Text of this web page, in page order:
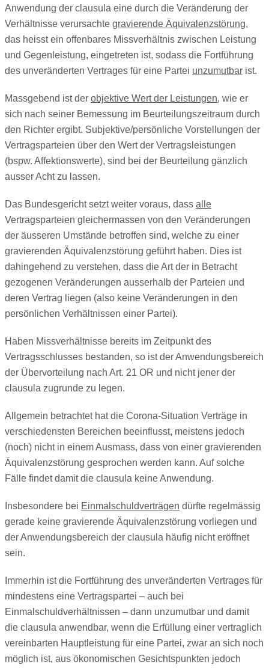
Anwendung der clausula eine durch die Veränderung der
Verhältnisse verursachte gravierende Äquivalenzstörung,
das heisst ein offenbares Missverhältnis zwischen Leistung
und Gegenleistung, eingetreten ist, sodass die Fortführung
des unveränderten Vertrages für eine Partei unzumutbar ist.
Massgebend ist der objektive Wert der Leistungen, wie er
sich nach seiner Bemessung im Beurteilungszeitraum durch
den Richter ergibt. Subjektive/persönliche Vorstellungen der
Vertragsparteien über den Wert der Vertragsleistungen
(bspw. Affektionswerte), sind bei der Beurteilung gänzlich
ausser Acht zu lassen.
Das Bundesgericht setzt weiter voraus, dass alle
Vertragsparteien gleichermassen von den Veränderungen
der äusseren Umstände betroffen sind, welche zu einer
gravierenden Äquivalenzstörung geführt haben. Dies ist
dahingehend zu verstehen, dass die Art der in Betracht
gezogenen Veränderungen ausserhalb der Parteien und
deren Vertrag liegen (also keine Veränderungen in den
persönlichen Verhältnissen einer Partei).
Haben Missverhältnisse bereits im Zeitpunkt des
Vertragsschlusses bestanden, so ist der Anwendungsbereich
der Übervorteilung nach Art. 21 OR und nicht jener der
clausula zugrunde zu legen.
Allgemein betrachtet hat die Corona-Situation Verträge in
verschiedensten Bereichen beeinflusst, meistens jedoch
(noch) nicht in einem Ausmass, dass von einer gravierenden
Äquivalenzstörung gesprochen werden kann. Auf solche
Fälle findet damit die clausula keine Anwendung.
Insbesondere bei Einmalschuldverträgen dürfte regelmässig
gerade keine gravierende Äquivalenzstörung vorliegen und
der Anwendungsbereich der clausula häufig nicht eröffnet
sein.
Immerhin ist die Fortführung des unveränderten Vertrages für
mindestens eine Vertragspartei – auch bei
Einmalschuldverhältnissen – dann unzumutbar und damit
die clausula anwendbar, wenn die Erfüllung einer vertraglich
vereinbarten Hauptleistung für eine Partei, zwar an sich noch
möglich ist, aus ökonomischen Gesichtspunkten jedoch